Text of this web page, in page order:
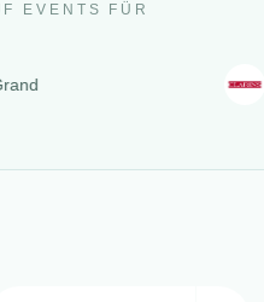
EVENTS FÜR
Clarins